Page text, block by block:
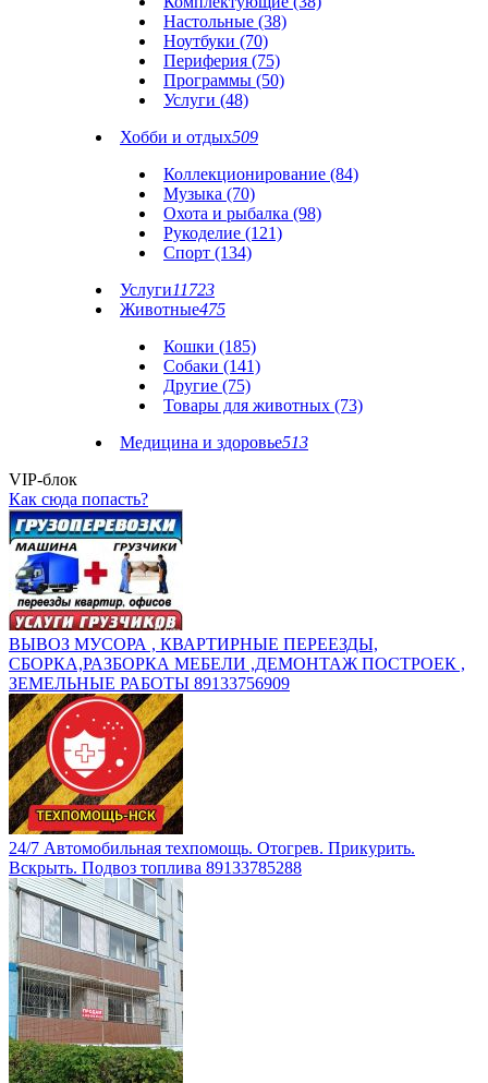
Настольные (38)
Ноутбуки (70)
Периферия (75)
Программы (50)
Услуги (48)
Хобби и отдых509
Коллекционирование (84)
Музыка (70)
Охота и рыбалка (98)
Рукоделие (121)
Спорт (134)
Услуги11723
Животные475
Кошки (185)
Собаки (141)
Другие (75)
Товары для животных (73)
Медицина и здоровье513
VIP-блок
Как сюда попасть?
ВЫВОЗ МУСОРА , КВАРТИРНЫЕ ПЕРЕЕЗДЫ,
СБОРКА,РАЗБОРКА МЕБЕЛИ ,ДЕМОНТАЖ ПОСТРОЕК ,
ЗЕМЕЛЬНЫЕ РАБОТЫ 89133756909
24/7 Автомобильная техпомощь. Отогрев. Прикурить.
Вскрыть. Подвоз топлива 89133785288